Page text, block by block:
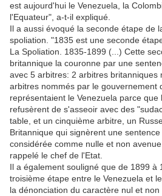
est aujourd'hui le Venezuela, la
l'Equateur", a-t-il expliqué.
Il a aussi évoqué la seconde étape de
spoliation. "1835 est une seconde
La Spoliation. 1835-1899 (...) Cette
britannique la couronne par une
avec 5 arbitres: 2 arbitres britanniques
arbitres nommés par le gouvernement
représentaient le Venezuela parce que
refusèrent de s'asseoir avec des
table, et un cinquième arbitre, un
Britannique qui signèrent une
considérée comme nulle et non
rappelé le chef de l'Etat.
Il a également souligné que de 1899 à
troisième étape entre le Venezuela et
la dénonciation du caractère nul et